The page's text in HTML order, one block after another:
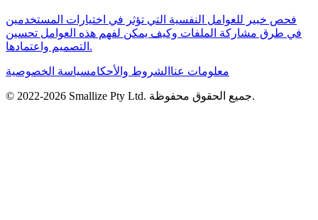
فحص خبير للعوامل النفسية التي تؤثر في اختيارات المستخدمين
في طرق مشاركة الملفات وكيف يمكن لفهم هذه العوامل تحسين
التصميم واعتمادها.
معلومات عنا الشروط والأحكامسياسة الخصوصية
© 2022-2026 Smallize Pty Ltd. جميع الحقوق محفوظة.